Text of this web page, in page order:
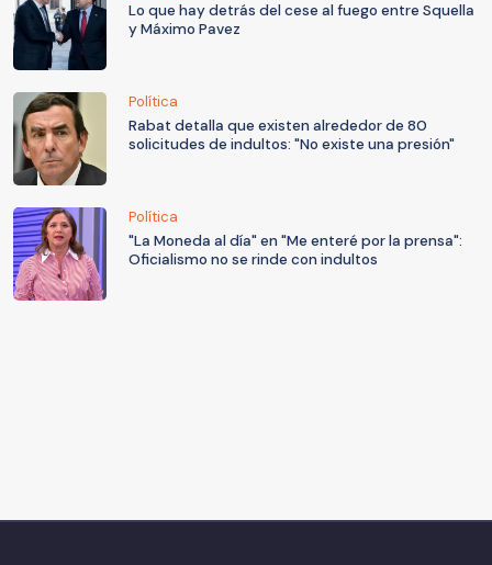
Lo que hay detrás del cese al fuego entre Squella
y Máximo Pavez
Política
Rabat detalla que existen alrededor de 80
solicitudes de indultos: "No existe una presión"
Política
"La Moneda al día" en "Me enteré por la prensa":
Oficialismo no se rinde con indultos